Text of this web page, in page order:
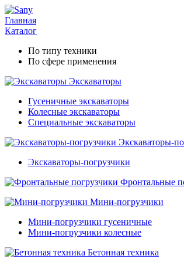
Главная
Каталог
По типу техники
По сфере применения
Экскаваторы
Гусеничные экскаваторы
Колесные экскаваторы
Специальные экскаваторы
Экскаваторы-
Экскаваторы-погрузчики
Фронтальные
Мини-погрузчики
Мини-погрузчики гусеничные
Мини-погрузчики колесные
Бетонная техника